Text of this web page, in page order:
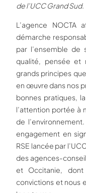
de l’UCC Grand Sud.
L’agence
démarche
par l’ensemble de
qualité, pensée et
grands principes
en œuvre dans nos
bonnes pratiques,
l’attention portée à
de
engagement en
RSE lancée par
des agences-
et Occitanie, dont
convictions et nous